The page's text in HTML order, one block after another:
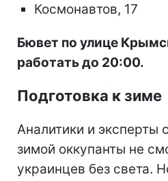
Космонавтов, 17
Бювет по улице
работать до 20:00.
Подготовка к зиме
Аналитики и эксперты
зимой оккупанты не
украинцев без света.